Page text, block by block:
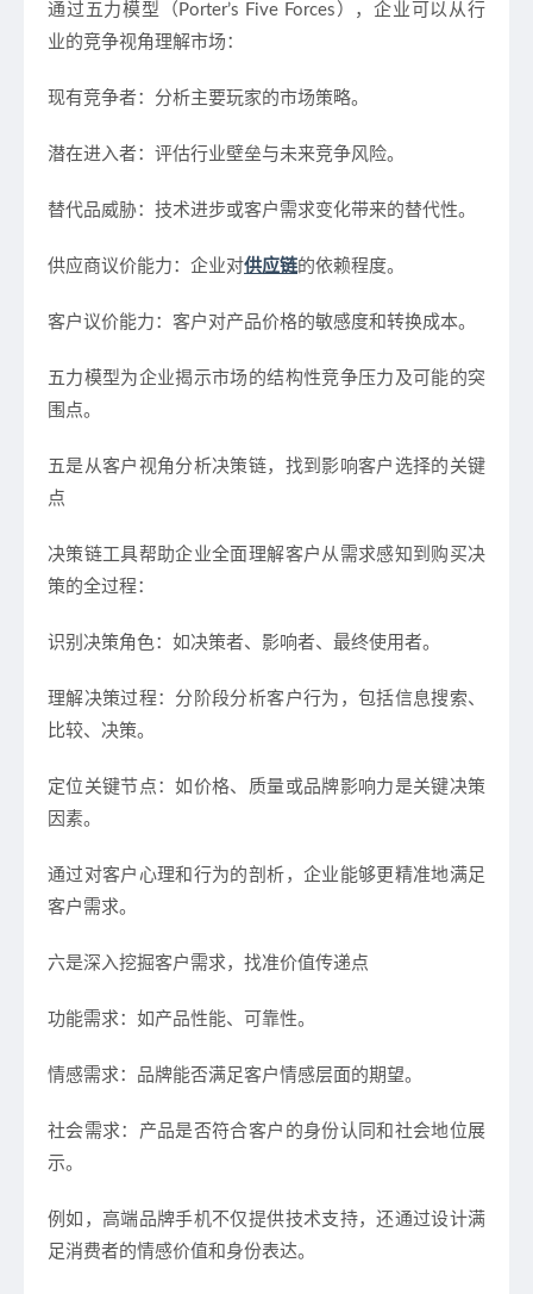
通过 五力模型
（Porter’s Five Forces），企业可以从行
业的竞争视角理解市场：
现有竞争者：分析主要玩家的市场策略。
潜在进入者：评估行业壁垒与未来竞争风险。
替代品威胁：技术进步或客户需求变化带来的替代性。
供应商议价能力：企业对供应链的依赖程度。
客户议价能力：客户对产品价格的敏感度和转换成本。
五力模型为企业揭示市场的结构性竞争压力及可能的突
围点。
五是从客户视角分析决策链，找到影响客户选择的关键
点
决策链工具帮助企业全面理解客户从需求感知到购买决
策的全过程：
识别决策角色：如决策者、影响者、最终使用者。
理解决策过程：分阶段分析客户行为，包括信息搜索、
比较、决策。
定位关键节点：如价格、质量或品牌影响力是关键决策
因素。
通过对客户心理和行为的剖析，企业能够更精准地满足
客户需求。
六是深入挖掘客户需求，找准价值传递点
功能需求：如产品性能、可靠性。
情感需求：品牌能否满足客户情感层面的期望。
社会需求：产品是否符合客户的身份认同和社会地位展
示。
例如，高端品牌手机不仅提供技术支持，还通过设计满
足消费者的情感价值和身份表达。